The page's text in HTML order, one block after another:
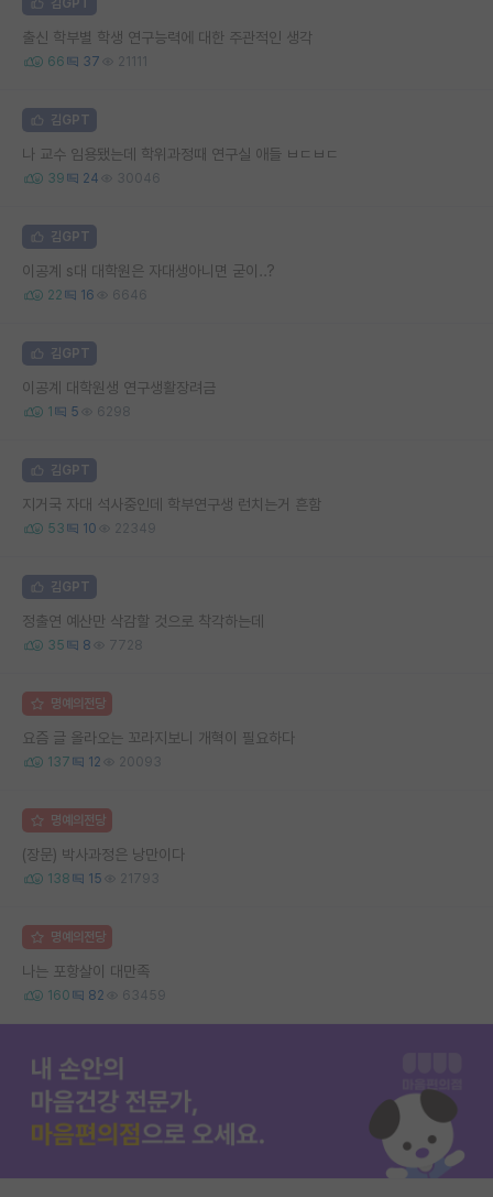
출신 학부별 학생 연구능력에 대한 주관적인 생각
66 37 21111
김GPT
나 교수 임용됐는데 학위과정때 연구실 애들 ㅂㄷㅂㄷ
39 24 30046
김GPT
이공계 s대 대학원은 자대생아니면 굳이..?
22 16 6646
김GPT
이공계 대학원생 연구생활장려금
1 5 6298
김GPT
지거국 자대 석사중인데 학부연구생 런치는거 흔함
53 10 22349
김GPT
정출연 예산만 삭감할 것으로 착각하는데
35 8 7728
명예의전당
요즘 글 올라오는 꼬라지보니 개혁이 필요하다
137 12 20093
명예의전당
(장문) 박사과정은 낭만이다
138 15 21793
명예의전당
나는 포항살이 대만족
160 82 63459